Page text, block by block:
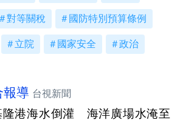
對等關稅 國防特別預算條例
立院 國家安全 政治
報導 台視新聞
隆港海水倒灌 海洋廣場水淹至